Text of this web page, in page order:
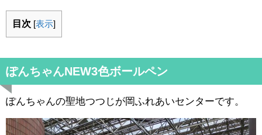
目次 [表示]
ぽんちゃんNEW3色ボールペン
ぽんちゃんの聖地つつじが岡ふれあいセンターです。